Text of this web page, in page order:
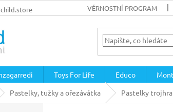
VĚRNOSTNÍ PROGRAM
Toys For Life Educo
Pastelky, tužky a ořezávátka Pastelky